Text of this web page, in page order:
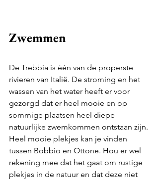
Zwemmen
De Trebbia is één van de properste
rivieren van Italië. De stroming en het
wassen van het water heeft er voor
gezorgd dat er heel mooie en op
sommige plaatsen heel diepe
natuurlijke zwemkommen ontstaan zijn.
Heel mooie plekjes kan je vinden
tussen Bobbio en Ottone. Hou er wel
rekening mee dat het gaat om rustige
plekjes in de natuur en dat deze niet